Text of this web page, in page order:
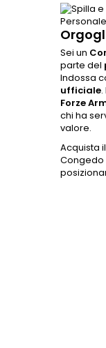
Sei un
parte del
Indossa
ufficiale.
Forze
chi ha
valore.
Acquista
Congedo